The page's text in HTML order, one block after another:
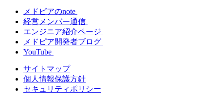
メドピアのnote
経営メンバー通信
エンジニア紹介ページ
メドピア開発者ブログ
YouTube
サイトマップ
個人情報保護方針
セキュリティポリシー